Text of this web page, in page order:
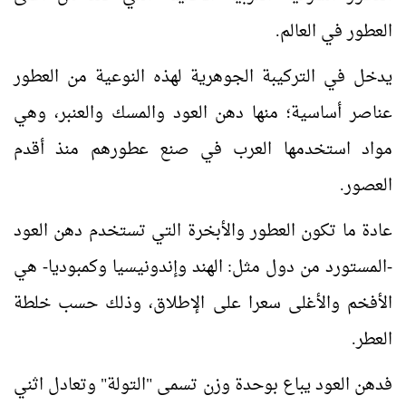
العطور في العالم.
يدخل في التركيبة الجوهرية لهذه النوعية من العطور
عناصر أساسية؛ منها دهن العود والمسك والعنبر، وهي
مواد استخدمها العرب في صنع عطورهم منذ أقدم
العصور.
عادة ما تكون العطور والأبخرة التي تستخدم دهن العود
-المستورد من دول مثل: الهند وإندونيسيا وكمبوديا- هي
الأفخم والأغلى سعرا على الإطلاق، وذلك حسب خلطة
العطر.
فدهن العود يباع بوحدة وزن تسمى "التولة" وتعادل اثني